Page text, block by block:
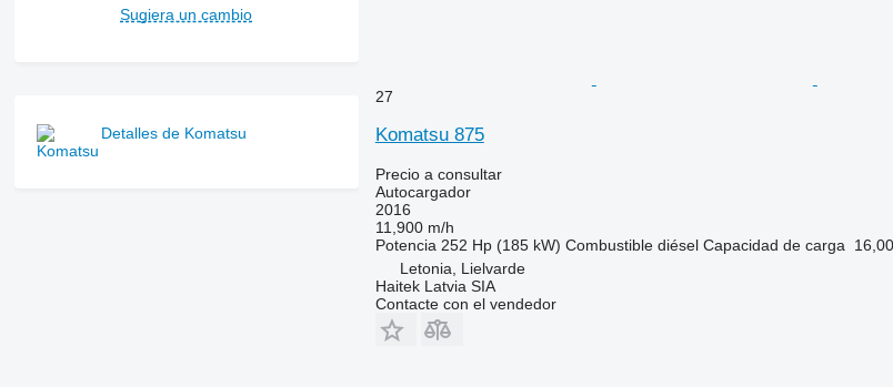
Sugiera un cambio
Detalles de Komatsu
27
Komatsu 875
Precio a consultar
Autocargador
2016
11,900 m/h
Potencia 252 Hp (185 kW) Combustible diésel Capacidad de carga
Letonia, Lielvarde
Haitek Latvia SIA
Contacte con el vendedor